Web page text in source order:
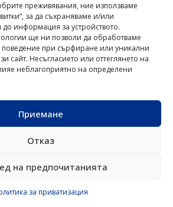
преживявания, ние използваме
за да съхраняваме и/или
до информация за устройството.
ще ни позволи да обработваме
при сърфиране или уникални
сайт. Несъгласието или оттеглянето на
неблагоприятно на определени
Приемане
Отказ
на предпочитанията
за приватизация